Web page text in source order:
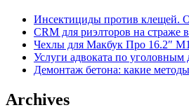
Инсектициды против клещей.
CRM для риэлторов на страже
Чехлы для Макбук Про 16.2″
Услуги адвоката по уголовным
Демонтаж бетона: какие
Archives